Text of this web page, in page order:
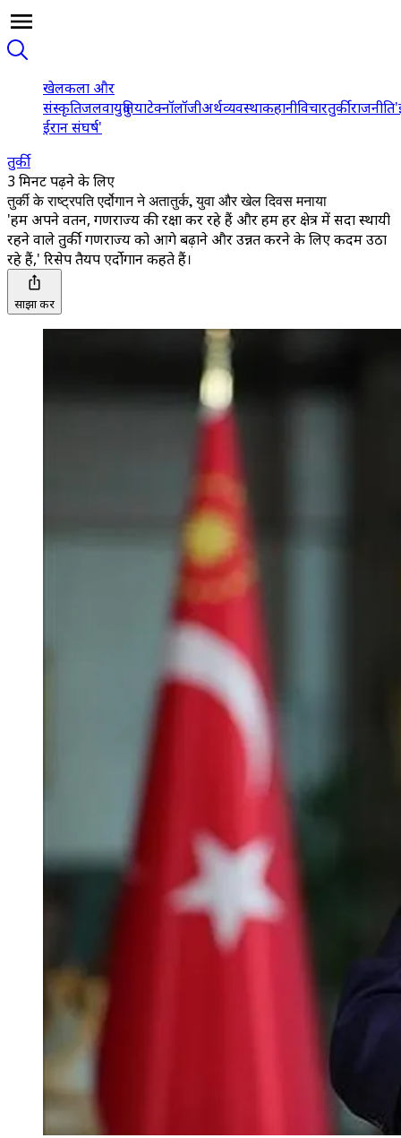
खेलकला और
संस्कृतिजलवायुदुनियाटेक्नॉलॉजीअर्थव्यवस्थाकहानीविचारतुर्कीराजनीति
ईरान संघर्ष'
तुर्की
3 मिनट पढ़ने के लिए
तुर्की के राष्ट्रपति एर्दोगान ने अतातुर्क, युवा और खेल दिवस मनाया
'हम अपने वतन, गणराज्य की रक्षा कर रहे हैं और हम हर क्षेत्र में सदा स्थायी
रहने वाले तुर्की गणराज्य को आगे बढ़ाने और उन्नत करने के लिए कदम उठा
रहे हैं,' रिसेप तैयप एर्दोगान कहते हैं।
साझा करें